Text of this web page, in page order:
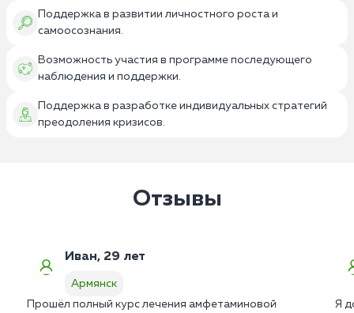
Поддержка в развитии личностного роста и
самоосознания.
Возможность участия в программе последующего
наблюдения и поддержки.
Поддержка в разработке индивидуальных стратегий
преодоления кризисов.
Отзывы
Иван, 29 лет
Армянск
Прошёл полный курс лечения амфетаминовой
Я